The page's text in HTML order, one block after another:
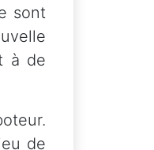
sont
à de
de